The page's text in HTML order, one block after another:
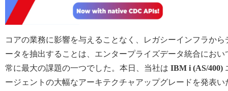
コアの業務に影響を与えることなく、レガシーインフラから
ータを抽出することは、エンタープライズデータ統合におい
常に最大の課題の一つでした。本日、当社は IBM i (AS/400)
ージェントの大幅なアーキテクチャアップグレードを発表い